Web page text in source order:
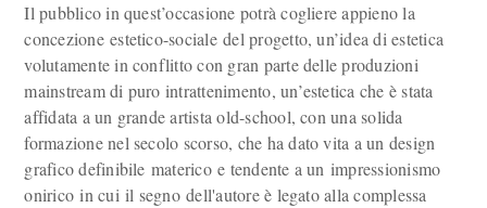
Il pubblico in quest’occasione potrà cogliere appieno la
concezione estetico-sociale del progetto, un’idea di estetica
volutamente in conflitto con gran parte delle produzioni
mainstream di puro intrattenimento, un’estetica che è stata
affidata a un grande artista old-school, con una solida
formazione nel secolo scorso, che ha dato vita a un design
grafico definibile materico e tendente a un impressionismo
onirico in cui il segno dell'autore è legato alla complessa